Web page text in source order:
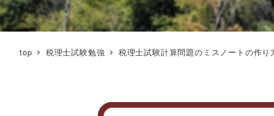
top 税理士試験勉強 税理士試験計算問題のミスノートの作り